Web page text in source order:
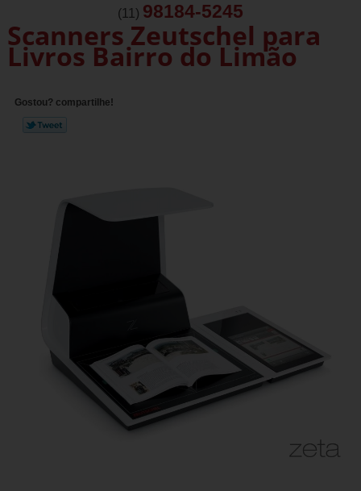
(11) 98184-5245
Scanners Zeutschel para
Livros Bairro do Limão
Gostou? compartilhe!